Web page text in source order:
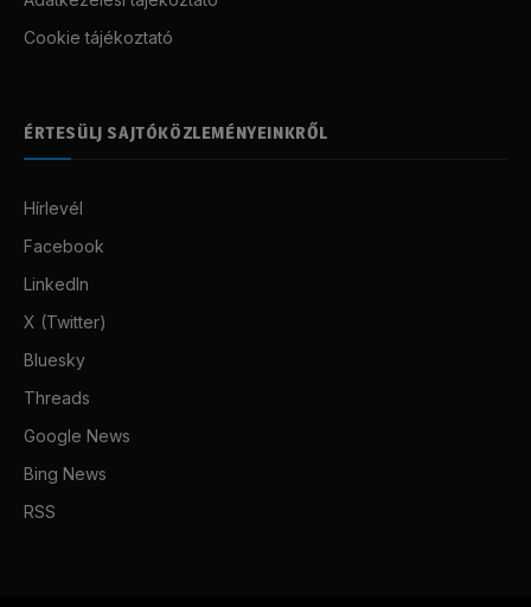
Cookie tájékoztató
ÉRTESÜLJ SAJTÓKÖZLEMÉNYEINKRŐL
Hírlevél
Facebook
LinkedIn
X (Twitter)
Bluesky
Threads
Google News
Bing News
RSS